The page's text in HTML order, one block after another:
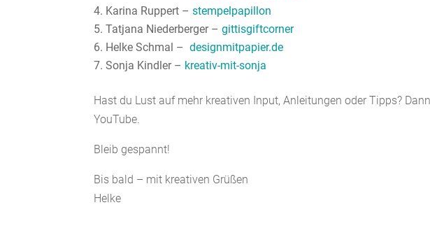
Karina Ruppert –stempelpapillon
Tatjana Niederberger –gittisgiftcorner
Helke Schmal –designmitpapier.de
Sonja Kindler – kreativ-mit-sonja
Hast du Lust auf mehr kreativen Input, Anleitungen oder Tipps?
YouTube.
Bleib gespannt!
Bis bald – mit kreativen Grüßen
Helke